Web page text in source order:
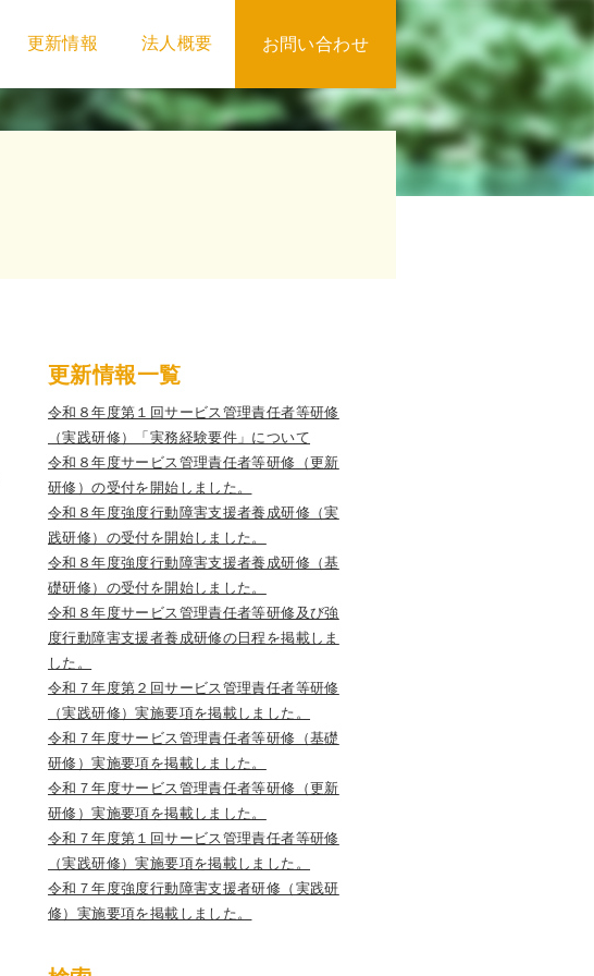
更新情報 法人概要 お問い合わせ
更新情報一覧
令和８年度第１回サービス管理責任者等研修
（実践研修）「実務経験要件」について
令和８年度サービス管理責任者等研修（更新
研修）の受付を開始しました。
令和８年度強度行動障害支援者養成研修（実
践研修）の受付を開始しました。
令和８年度強度行動障害支援者養成研修（基
礎研修）の受付を開始しました。
令和８年度サービス管理責任者等研修及び強
度行動障害支援者養成研修の日程を掲載しま
した。
令和７年度第２回サービス管理責任者等研修
（実践研修）実施要項を掲載しました。
令和７年度サービス管理責任者等研修（基礎
研修）実施要項を掲載しました。
令和７年度サービス管理責任者等研修（更新
研修）実施要項を掲載しました。
令和７年度第１回サービス管理責任者等研修
（実践研修）実施要項を掲載しました。
令和７年度強度行動障害支援者研修（実践研
修）実施要項を掲載しました。